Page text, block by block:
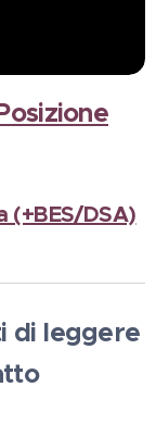
(+BES/DSA)
di leggere